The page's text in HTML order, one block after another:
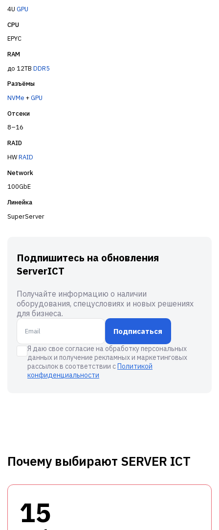
4U GPU
CPU
EPYC
RAM
до 12TB DDR5
Разъёмы
NVMe +GPU
Отсеки
8–16
RAID
HWRAID
Network
100GbE
Линейка
SuperServer
Подпишитесь на обновления
ServerICT
Получайте информацию о наличии
оборудования, спецусловиях и новых решениях
для бизнеса.
Подписаться
Я даю свое согласие на обработку персональных
данных и получение рекламных и маркетинговых
рассылок в соответствии сПолитикой
конфиденциальности
Почему выбирают SERVER ICT
15